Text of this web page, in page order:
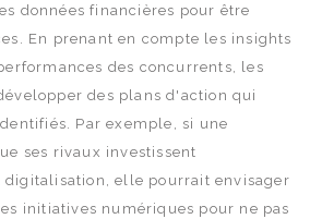
données financières pour être
En prenant en compte les insights
des concurrents, les
des plans d'action qui
Par exemple, si une
ses rivaux investissent
digitalisation, elle pourrait envisager
initiatives numériques pour ne pas